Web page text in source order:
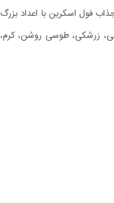
فول اسکرین با اعداد بزرگ
زرشکی، طوسی روشن، کرم،